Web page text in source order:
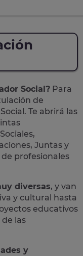
Social? Para
de
Te abrirá las
Juntas y
profesionales
diversas, y van
y cultural hasta
educativos
las
y